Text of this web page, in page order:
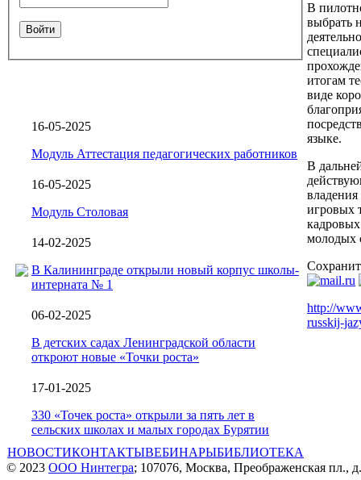
Войти
16-05-2025
Модуль Аттестация педагогических работников
16-05-2025
Модуль Столовая
14-02-2025
В Калининграде открыли новый корпус школы-
интерната № 1
06-02-2025
В детских садах Ленинградской области
откроют новые «Точки роста»
17-01-2025
330 «Точек роста» открыли за пять лет в
сельских школах и малых городах Бурятии
В
выбрать
итогам
виде
языке.
В
игровых
молодых
http://
russkij-
НОВОСТИКОНТАКТЫВЕБИНАРЫБИБЛИОТЕКА
© 2023 ООО Нинтегра; 107076, Москва, Преображенская пл.,